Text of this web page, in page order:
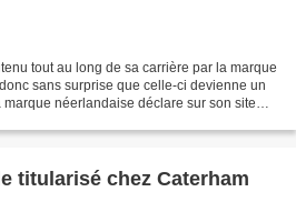
tout au long de sa carrière par la marque
sans surprise que celle-ci devienne un
néerlandaise déclare sur son site
titularisé chez Caterham